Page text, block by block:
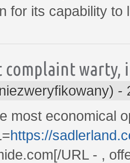
for its capability
complaint warty,
-
most economical
https://
URL - ,